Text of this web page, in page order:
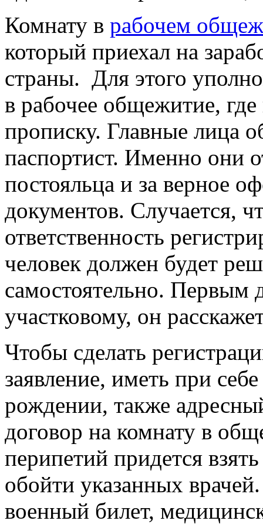
Комнату в рабочем
который приехал на
страны. Для этого
в рабочее общежитие,
прописку. Главные лица
паспортист. Именно они
постояльца и за верное
документов. Случается,
ответственность
человек должен будет
самостоятельно. Первым
участковому, он
Чтобы сделать
заявление, иметь при
рождении, также
договор на комнату в
перипетий придется
обойти указанных
военный билет,